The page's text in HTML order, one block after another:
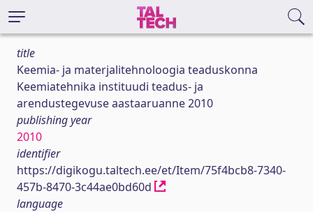
title
Keemia- ja materjalitehnoloogia teaduskonna
Keemiatehnika instituudi teadus- ja
arendustegevuse aastaaruanne 2010
publishing year
2010
identifier
https://digikogu.taltech.ee/et/Item/75f4bcb8-7340-
457b-8470-3c44ae0bd60d
language